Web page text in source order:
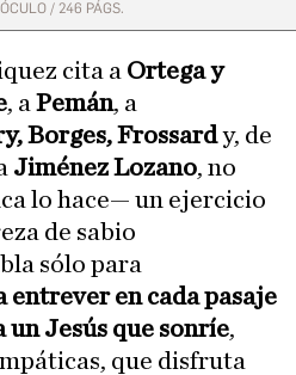
/ 246 PÁGS.
cita a Ortega y
, a Pemán, a
Borges, Frossardy, de
Jiménez Lozano, no
lo hace— un ejercicio
de sabio
sólo para
entrever en cada pasaje
un Jesús que sonríe,
que disfruta